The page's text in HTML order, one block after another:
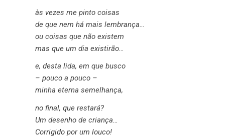
às vezes me pinto coisas
de que nem há mais lembrança…
ou coisas que não existem
mas que um dia existirão…
e, desta lida, em que busco
– pouco a pouco –
minha eterna semelhança,
no final, que restará?
Um desenho de criança…
Corrigido por um louco!